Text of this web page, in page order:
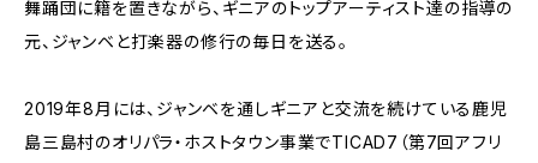
舞踊団に籍を置きながら、ギニアのトップアーティスト達の指導の
元、ジャンベと打楽器の修行の毎日を送る。
2019年8月には、ジャンベを通しギニアと交流を続けている鹿児
島三島村のオリパラ・ホストタウン事業でTICAD7（第7回アフリ